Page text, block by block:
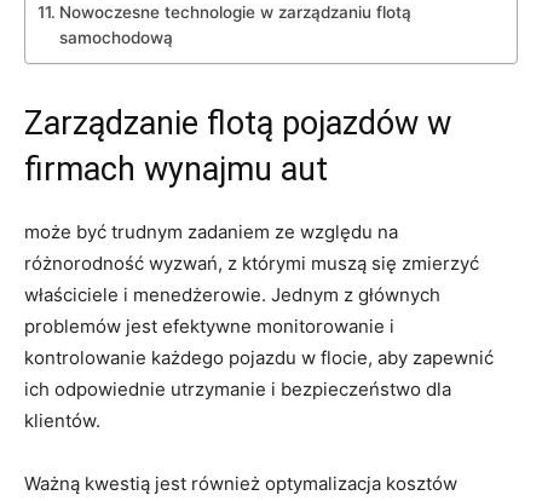
Nowoczesne technologie w zarządzaniu ⁤flotą
samochodową
Zarządzanie flotą pojazdów w⁤
firmach wynajmu aut
może być trudnym⁢ zadaniem ze względu na
różnorodność wyzwań, z którymi muszą się zmierzyć
właściciele i‍ menedżerowie. Jednym z głównych
problemów jest⁣ efektywne monitorowanie i
kontrolowanie każdego pojazdu w flocie, aby zapewnić
ich odpowiednie​ utrzymanie i bezpieczeństwo dla
klientów.
Ważną kwestią‌ jest również optymalizacja kosztów